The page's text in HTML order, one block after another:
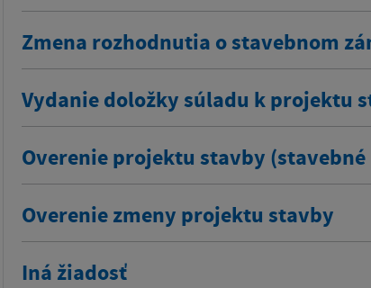
Zmena rozhodnutia o stavebnom
Vydanie doložky súladu k projektu
Overenie projektu stavby
Overenie zmeny projektu stavby
Iná žiadosť